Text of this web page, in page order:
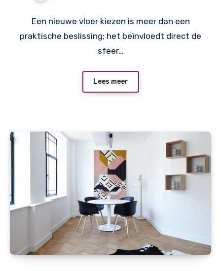
Een nieuwe vloer kiezen is meer dan een
praktische beslissing; het beïnvloedt direct de
sfeer…
Lees meer